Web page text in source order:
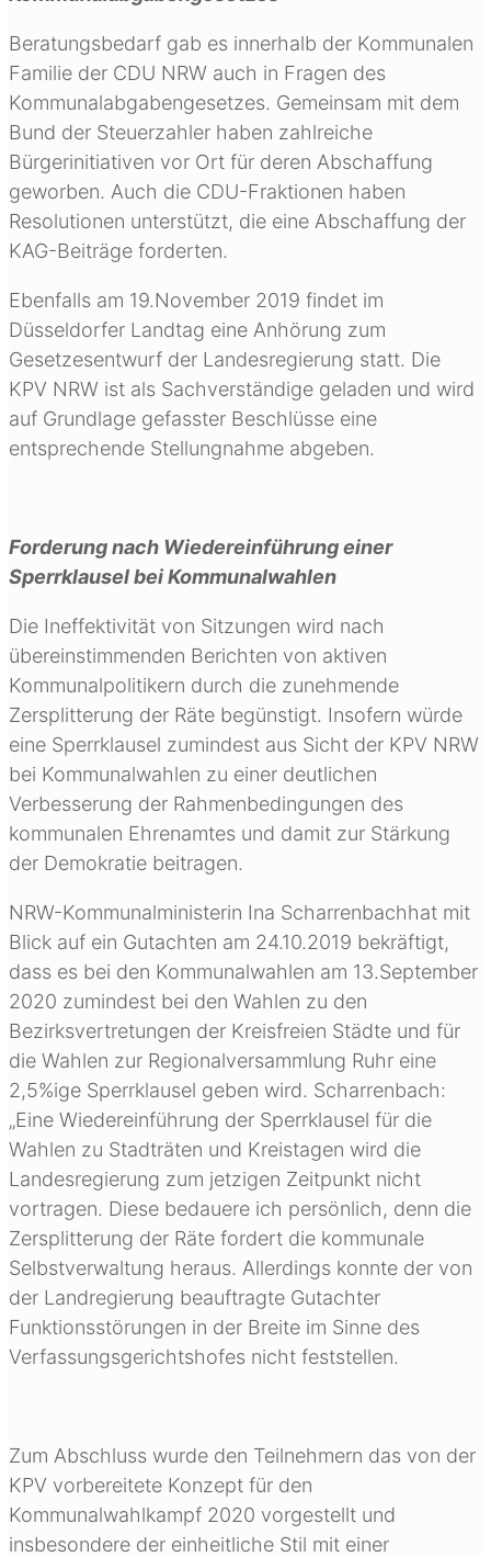
Beratungsbedarf gab es innerhalb der Kommunalen
Familie der CDU NRW auch in Fragen des
Kommunalabgabengesetzes. Gemeinsam mit dem
Bund der Steuerzahler haben zahlreiche
Bürgerinitiativen vor Ort für deren Abschaffung
geworben. Auch die CDU-Fraktionen haben
Resolutionen unterstützt, die eine Abschaffung der
KAG-Beiträge forderten.
Ebenfalls am 19.November 2019 findet im
Düsseldorfer Landtag eine Anhörung zum
Gesetzesentwurf der Landesregierung statt. Die
KPV NRW ist als Sachverständige geladen und wird
auf Grundlage gefasster Beschlüsse eine
entsprechende Stellungnahme abgeben.
Forderung nach Wiedereinführung einer
Sperrklausel bei Kommunalwahlen
Die Ineffektivität von Sitzungen wird nach
übereinstimmenden Berichten von aktiven
Kommunalpolitikern durch die zunehmende
Zersplitterung der Räte begünstigt. Insofern würde
eine Sperrklausel zumindest aus Sicht der KPV NRW
bei Kommunalwahlen zu einer deutlichen
Verbesserung der Rahmenbedingungen des
kommunalen Ehrenamtes und damit zur Stärkung
der Demokratie beitragen.
NRW-Kommunalministerin Ina Scharrenbachhat mit
Blick auf ein Gutachten am 24.10.2019 bekräftigt,
dass es bei den Kommunalwahlen am 13.September
2020 zumindest bei den Wahlen zu den
Bezirksvertretungen der Kreisfreien Städte und für
die Wahlen zur Regionalversammlung Ruhr eine
2,5%ige Sperrklausel geben wird. Scharrenbach:
„Eine Wiedereinführung der Sperrklausel für die
Wahlen zu Stadträten und Kreistagen wird die
Landesregierung zum jetzigen Zeitpunkt nicht
vortragen. Diese bedauere ich persönlich, denn die
Zersplitterung der Räte fordert die kommunale
Selbstverwaltung heraus. Allerdings konnte der von
der Landregierung beauftragte Gutachter
Funktionsstörungen in der Breite im Sinne des
Verfassungsgerichtshofes nicht feststellen.
Zum Abschluss wurde den Teilnehmern das von der
KPV vorbereitete Konzept für den
Kommunalwahlkampf 2020 vorgestellt und
insbesondere der einheitliche Stil mit einer